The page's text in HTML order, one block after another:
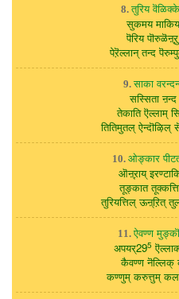
8.तुरिय
सुकमय
पॆरिय
पेऱॆल्लान् तन्द
9.साका
सस्सिता
तेकाति ऎल्लाम्
तितिमुतल् ऐन्दॊऴिल्
10. ओङ्कार पीटत्
ऒऩ्ऱाय्
तूङ्कात
तुरियत्तिल् ऊऩ्ऱित्
11.ऐवण्ण
अपयर्295
कैवण्ण नॆल्लिक्
कण्णुम् करुत्तुम्